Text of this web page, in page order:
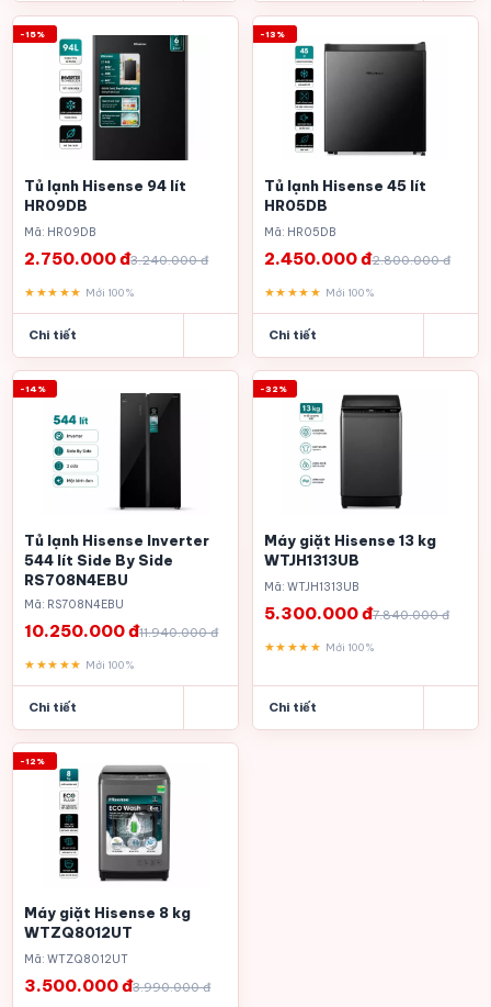
-15%
Tủ lạnh Hisense 94 lít
HR09DB
Mã: HR09DB
3.240.000 đ
2.750.000 đ
★★★★★ Mới 100%
Chi tiết
-13%
Tủ lạnh Hisense 45 lít
HR05DB
Mã: HR05DB
2.800.000 đ
2.450.000 đ
★★★★★ Mới 100%
Chi tiết
-14%
Tủ lạnh Hisense Inverter
544 lít Side By Side
RS708N4EBU
Mã: RS708N4EBU
11.940.000 đ
10.250.000 đ
★★★★★ Mới 100%
Chi tiết
-32%
Máy giặt Hisense 13 kg
WTJH1313UB
Mã: WTJH1313UB
7.840.000 đ
5.300.000 đ
★★★★★ Mới 100%
Chi tiết
-12%
Máy giặt Hisense 8 kg
WTZQ8012UT
Mã: WTZQ8012UT
3.990.000 đ
3.500.000 đ